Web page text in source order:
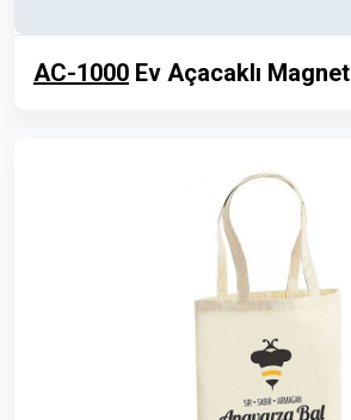
AC-1000 Ev Açacaklı Magnet